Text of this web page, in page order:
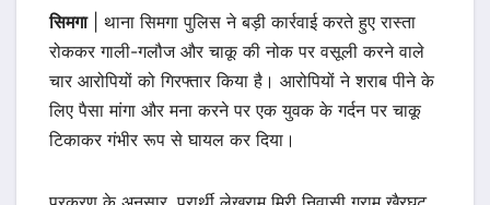
सिमगा| थाना सिमगा पुलिस ने बड़ी कार्रवाई करते हुए रास्ता
रोककर गाली-गलौज और चाकू की नोक पर वसूली करने वाले
चार आरोपियों को गिरफ्तार किया है। आरोपियों ने शराब पीने के
लिए पैसा मांगा और मना करने पर एक युवक के गर्दन पर चाकू
टिकाकर गंभीर रूप से घायल कर दिया।